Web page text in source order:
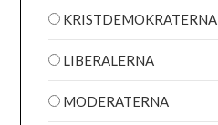
KRISTDEMOKRATERNA
LIBERALERNA
MODERATERNA